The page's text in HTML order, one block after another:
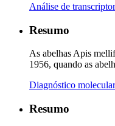
Análise de
Resumo
As abelhas Apis
1956, quando as
Diagnóstico
Resumo